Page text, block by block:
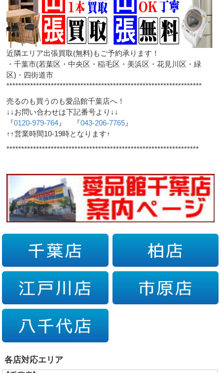
近隣エリア出張買取(無料)もご予約承ります！
・千葉市(若葉区・中央区・稲毛区・美浜区・花見川区・緑
区)・四街道市
******************************************************************
売るのも買うのも愛品館千葉店へ！
↓↓お問い合わせは下記番号より↓↓
『0120-979-764 』 『043-206-7765 』
↑↑営業時間10-19時となります↑
*****************************************************************
各店対応エリア